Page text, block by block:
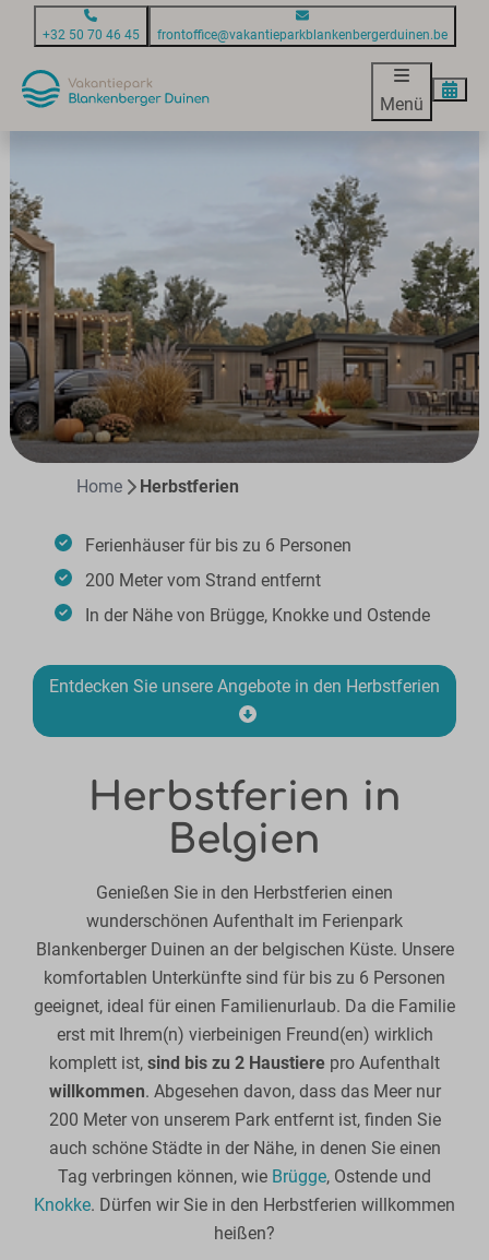
+32 50 70 46 45 frontoffice@vakantieparkblankenbergerduinen.be
Menü
Home Herbstferien
Ferienhäuser für bis zu 6 Personen
200 Meter vom Strand entfernt
In der Nähe von Brügge, Knokke und Ostende
Entdecken Sie unsere Angebote in den Herbstferien
Herbstferien in
Belgien
Genießen Sie in den Herbstferien einen
wunderschönen Aufenthalt im Ferienpark
Blankenberger Duinen an der belgischen Küste. Unsere
komfortablen Unterkünfte sind für bis zu 6 Personen
geeignet, ideal für einen Familienurlaub. Da die Familie
erst mit Ihrem(n) vierbeinigen Freund(en) wirklich
komplett ist, sind bis zu 2 Haustiere pro Aufenthalt
willkommen. Abgesehen davon, dass das Meer nur
200 Meter von unserem Park entfernt ist, finden Sie
auch schöne Städte in der Nähe, in denen Sie einen
Tag verbringen können, wie Brügge, Ostende und
Knokke. Dürfen wir Sie in den Herbstferien willkommen
heißen?